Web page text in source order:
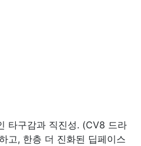
타구감과 직진성. (CV8 드라
고, 한층 더 진화된 딥페이스